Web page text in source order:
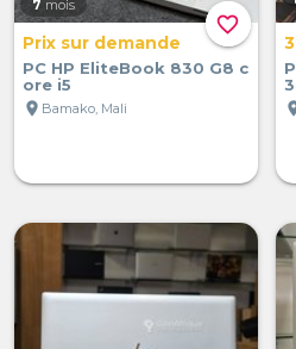
favorite_border
7 mois
Prix sur demande
PC HP EliteBook 830 G8 c
ore i5
location_on Bamako, Mali